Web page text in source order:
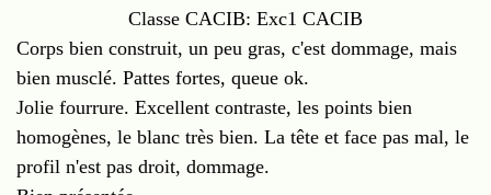
Classe CACIB: Exc1 CACIB
Corps bien construit, un peu gras, c'est dommage, mais
bien musclé. Pattes fortes, queue ok.
Jolie fourrure. Excellent contraste, les points bien
homogènes, le blanc très bien. La tête et face pas mal, le
profil n'est pas droit, dommage.